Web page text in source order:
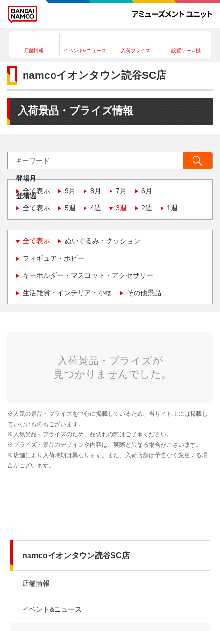
店舗情報 イベント&ニュース 入荷プライズ 設置ゲーム機
namcoイオンタウン読谷SC店
入荷景品・プライズ情報
登場月
全て表示
9月 8月 7月 6月
登場週
全て表示
5週 4週 3週 2週 1週
全て表示 ぬいぐるみ・クッション
フィギュア・ホビー
キーホルダー・マスコット・アクセサリー
生活雑貨・インテリア・小物 その他景品
namcoイオンタウン読谷SC店
店舗情報
イベント&ニュース